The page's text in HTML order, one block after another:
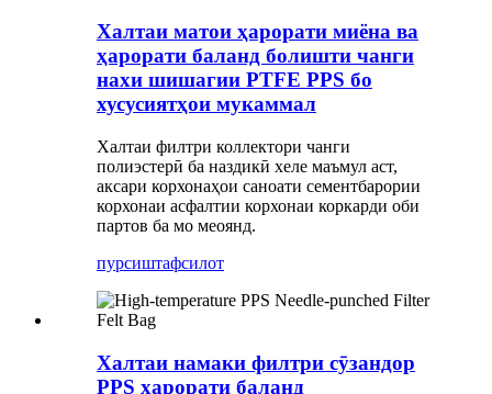
Халтаи матои ҳарорати миёна ва
ҳарорати баланд болишти чанги
нахи шишагии PTFE PPS бо
хусусиятҳои мукаммал
Халтаи филтри коллектори чанги
полиэстерӣ ба наздикӣ хеле маъмул аст,
аксари корхонаҳои саноати сементбарории
корхонаи асфалтии корхонаи коркарди оби
партов ба мо меоянд.
пурсиштафсилот
Халтаи намаки филтри сӯзандор
PPS ҳарорати баланд